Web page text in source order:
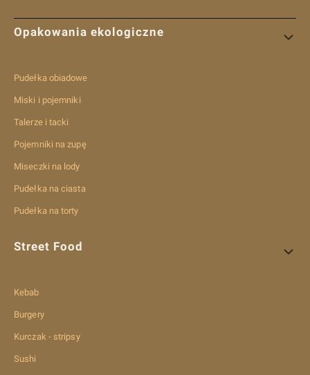
Linki w stopce
Opakowania ekologiczne
Pudełka obiadowe
Miski i pojemniki
Talerze i tacki
Pojemniki na zupę
Miseczki na lody
Pudełka na ciasta
Pudełka na torty
Street Food
Kebab
Burgery
Kurczak - stripsy
Sushi